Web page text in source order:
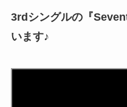
3rdシングルの『
います♪